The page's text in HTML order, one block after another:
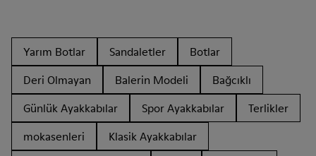
Yarım Botlar Sandaletler
Botlar
Deri Olmayan
Balerin Modeli
Bağcıklı
Günlük Ayakkabılar
Spor Ayakkabılar
Terlikler
mokasenleri
Klasik Ayakkabılar